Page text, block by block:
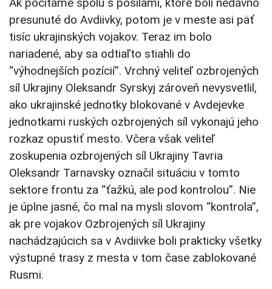
presunuté do Avdiivky, potom je v meste asi päť
tisíc ukrajinských vojakov. Teraz im bolo
nariadené, aby sa odtiaľto stiahli do
“výhodnejších pozícií”. Vrchný veliteľ ozbrojených
síl Ukrajiny Oleksandr Syrskyj zároveň nevysvetlil,
ako ukrajinské jednotky blokované v Avdejevke
jednotkami ruských ozbrojených síl vykonajú jeho
rozkaz opustiť mesto. Včera však veliteľ
zoskupenia ozbrojených síl Ukrajiny Tavria
Oleksandr Tarnavsky označil situáciu v tomto
sektore frontu za “ťažkú, ale pod kontrolou”. Nie
je úplne jasné, čo mal na mysli slovom “kontrola”,
ak pre vojakov Ozbrojených síl Ukrajiny
nachádzajúcich sa v Avdiivke boli prakticky všetky
výstupné trasy z mesta v tom čase zablokované
Rusmi.